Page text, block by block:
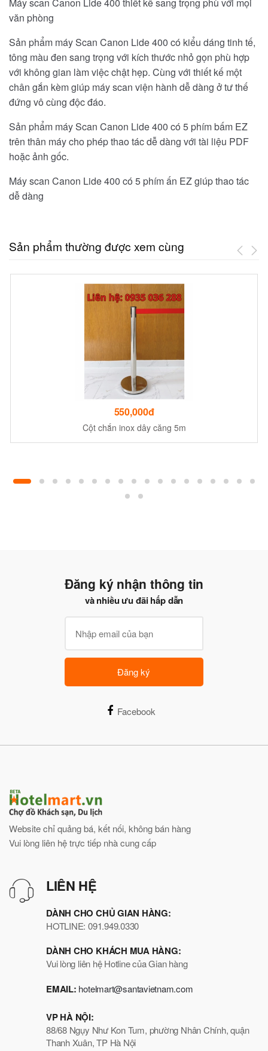
Máy scan Canon Lide 400 thiết kế sang trọng phù với mọi
văn phòng
Sản phẩm máy Scan Canon Lide 400 có kiểu dáng tinh tế,
tông màu đen sang trọng với kích thước nhỏ gọn phù hợp
với không gian làm việc chật hẹp. Cùng với thiết kế một
chân gắn kèm giúp máy scan viện hành dễ dàng ở tư thế
đứng vô cùng độc đáo.
Sản phẩm máy Scan Canon Lide 400 có 5 phím bấm EZ
trên thân máy cho phép thao tác dễ dàng với tài liệu PDF
hoặc ảnh gốc.
Máy scan Canon Lide 400 có 5 phím ấn EZ giúp thao tác
dễ dàng
Sản phẩm thường được xem cùng
550,000đ
Cột chắn inox dây căng 5m
Đăng ký nhận thông tin
và nhiều ưu đãi hấp dẫn
Đăng ký
Facebook
Website chỉ quảng bá, kết nối, không bán hàng
Vui lòng liên hệ trực tiếp nhà cung cấp
LIÊN HỆ
DÀNH CHO CHỦ GIAN HÀNG:
HOTLINE: 091.949.0330
DÀNH CHO KHÁCH MUA HÀNG:
Vui lòng liên hệ Hotline của Gian hàng
EMAIL: hotelmart@santavietnam.com
VP HÀ NỘI:
88/68 Ngụy Như Kon Tum, phường Nhân Chính, quận
Thanh Xuân, TP Hà Nội